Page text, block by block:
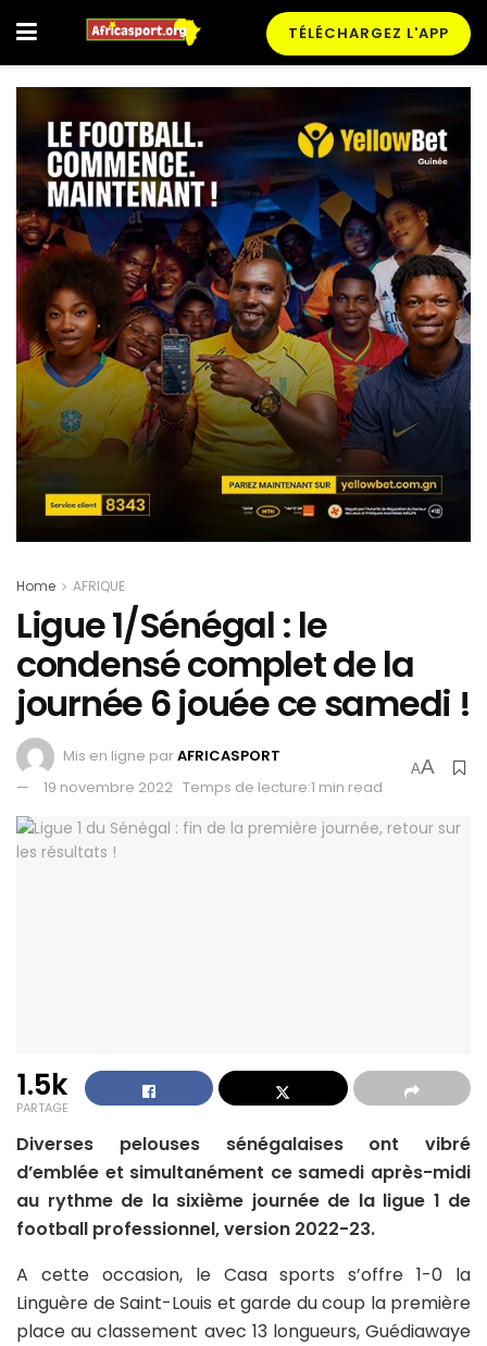
TÉLÉCHARGEZ L'APP
Home AFRIQUE
Ligue 1/Sénégal : le
condensé complet de la
journée 6 jouée ce samedi !
Mis en ligne parAFRICASPORT
19 novembre 2022 Temps de lecture:1 min read
AA
1.5k
PARTAGE
Diverses pelouses sénégalaises ont vibré
d’emblée et simultanément ce samedi après-midi
au rythme de la sixième journée de la ligue 1 de
football professionnel, version 2022-23.
A cette occasion, le Casa sports s’offre 1-0 la
Linguère de Saint-Louis et garde du coup la première
place au classement avec 13 longueurs, Guédiawaye